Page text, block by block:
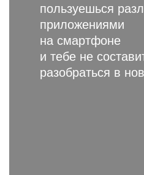
пользуешься
приложениями
на смартфоне
и тебе не
разобраться в